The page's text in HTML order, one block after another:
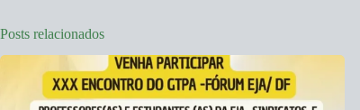
Posts relacionados